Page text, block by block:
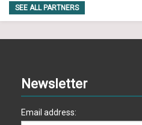
SEE ALL PARTNERS
Newsletter
Email address: